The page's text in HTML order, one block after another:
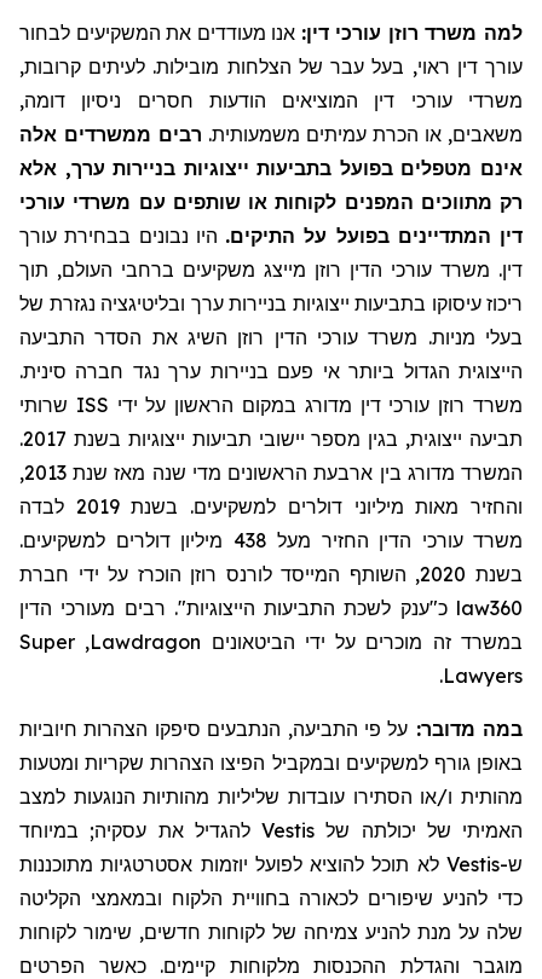
למה משרד רוזן עורכי דין: אנו מעודדים את המשקיעים לבחור
עורך דין ראוי, בעל עבר של הצלחות מובילות. לעיתים קרובות,
משרדי עורכי דין המוציאים הודעות חסרים ניסיון דומה,
משאבים, או הכרת עמיתים משמעותית. רבים ממשרדים אלה
אינם מטפלים בפועל בתביעות ייצוגיות בניירות ערך, אלא
רק מתווכים המפנים לקוחות או שותפים עם משרדי עורכי
דין המתדיינים בפועל על התיקים. היו נבונים בבחירת עורך
דין. משרד עורכי הדין רוזן מייצג משקיעים ברחבי העולם, תוך
ריכוז עיסוקו בתביעות ייצוגיות בניירות ערך ובליטיגציה נגזרת של
בעלי מניות. משרד עורכי הדין רוזן השיג את הסדר התביעה
הייצוגית הגדול ביותר אי פעם בניירות ערך נגד חברה סינית.
משרד רוזן עורכי דין מדורג במקום הראשון על ידי ISS שרותי
תביעה ייצוגית, בגין מספר יישובי תביעות ייצוגיות בשנת 2017.
המשרד מדורג בין ארבעת הראשונים מדי שנה מאז שנת 2013,
והחזיר מאות מיליוני דולרים למשקיעים. בשנת 2019 לבדה
משרד עורכי הדין החזיר מעל
438 מיליון דולרים למשקיעים.
בשנת 2020, השותף המייסד לורנס רוזן הוכרז על ידי חברת
law360 כ"ענק לשכת התביעות הייצוגיות". רבים מעורכי הדין
במשרד זה מוכרים על ידי הביטאונים Lawdragon
,
Super
Lawyers
.
במה מדובר: על פי התביעה, הנתבעים סיפקו הצהרות חיוביות
באופן גורף למשקיעים ובמקביל הפיצו הצהרות שקריות ומטעות
מהותית ו/או הסתירו עובדות שליליות מהותיות הנוגעות למצב
האמיתי של יכולתה של Vestis להגדיל את עסקיה; במיוחד
ש-Vestis לא תוכל להוציא לפועל יוזמות אסטרטגיות מתוכננות
כדי להניע שיפורים לכאורה בחוויית הלקוח ובמאמצי הקליטה
שלה על מנת להניע צמיחה של לקוחות חדשים, שימור לקוחות
מוגבר והגדלת ההכנסות מלקוחות קיימים. כאשר הפרטים